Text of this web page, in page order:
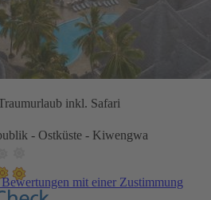
inkl. Safari
- Ostküste - Kiwengwa
mit einer Zustimmung